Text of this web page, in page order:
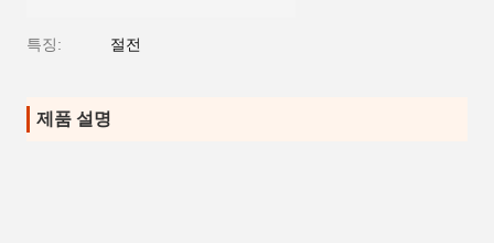
특징: 절전
제품 설명